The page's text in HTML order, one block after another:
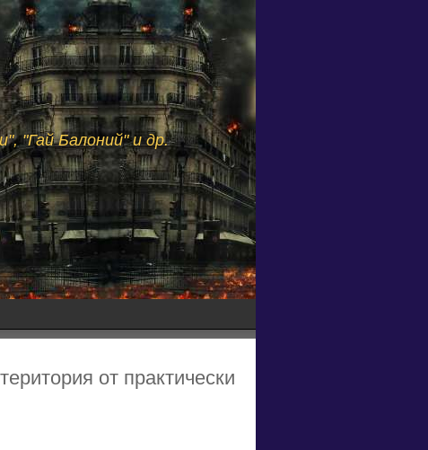
"Гай Балоний" и др.
от практически